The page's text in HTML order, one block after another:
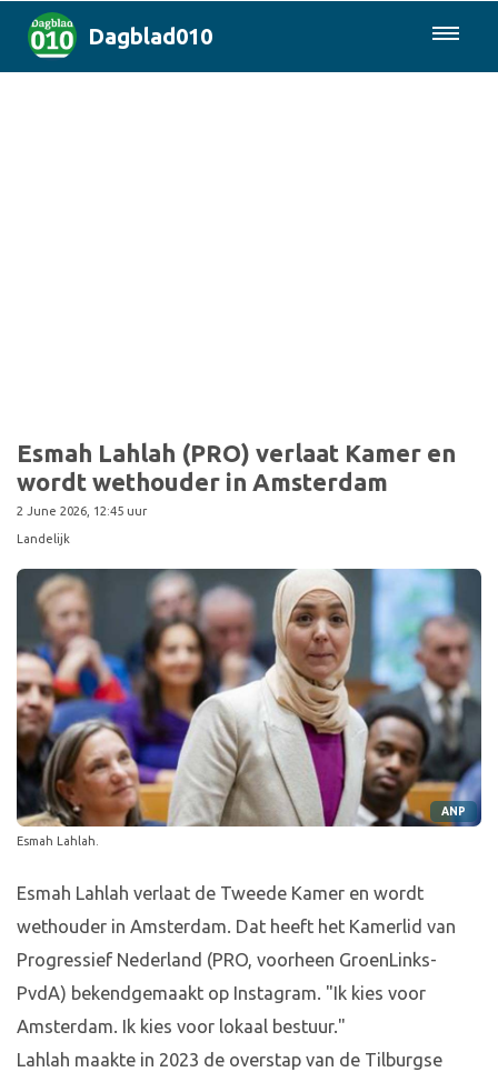
Dagblad010
Esmah Lahlah (PRO) verlaat Kamer en
wordt wethouder in Amsterdam
2 June 2026, 12:45 uur
Landelijk
ANP
Esmah Lahlah.
Esmah Lahlah verlaat de Tweede Kamer en wordt
wethouder in Amsterdam. Dat heeft het Kamerlid van
Progressief Nederland (PRO, voorheen GroenLinks-
PvdA) bekendgemaakt op Instagram. "Ik kies voor
Amsterdam. Ik kies voor lokaal bestuur."
Lahlah maakte in 2023 de overstap van de Tilburgse